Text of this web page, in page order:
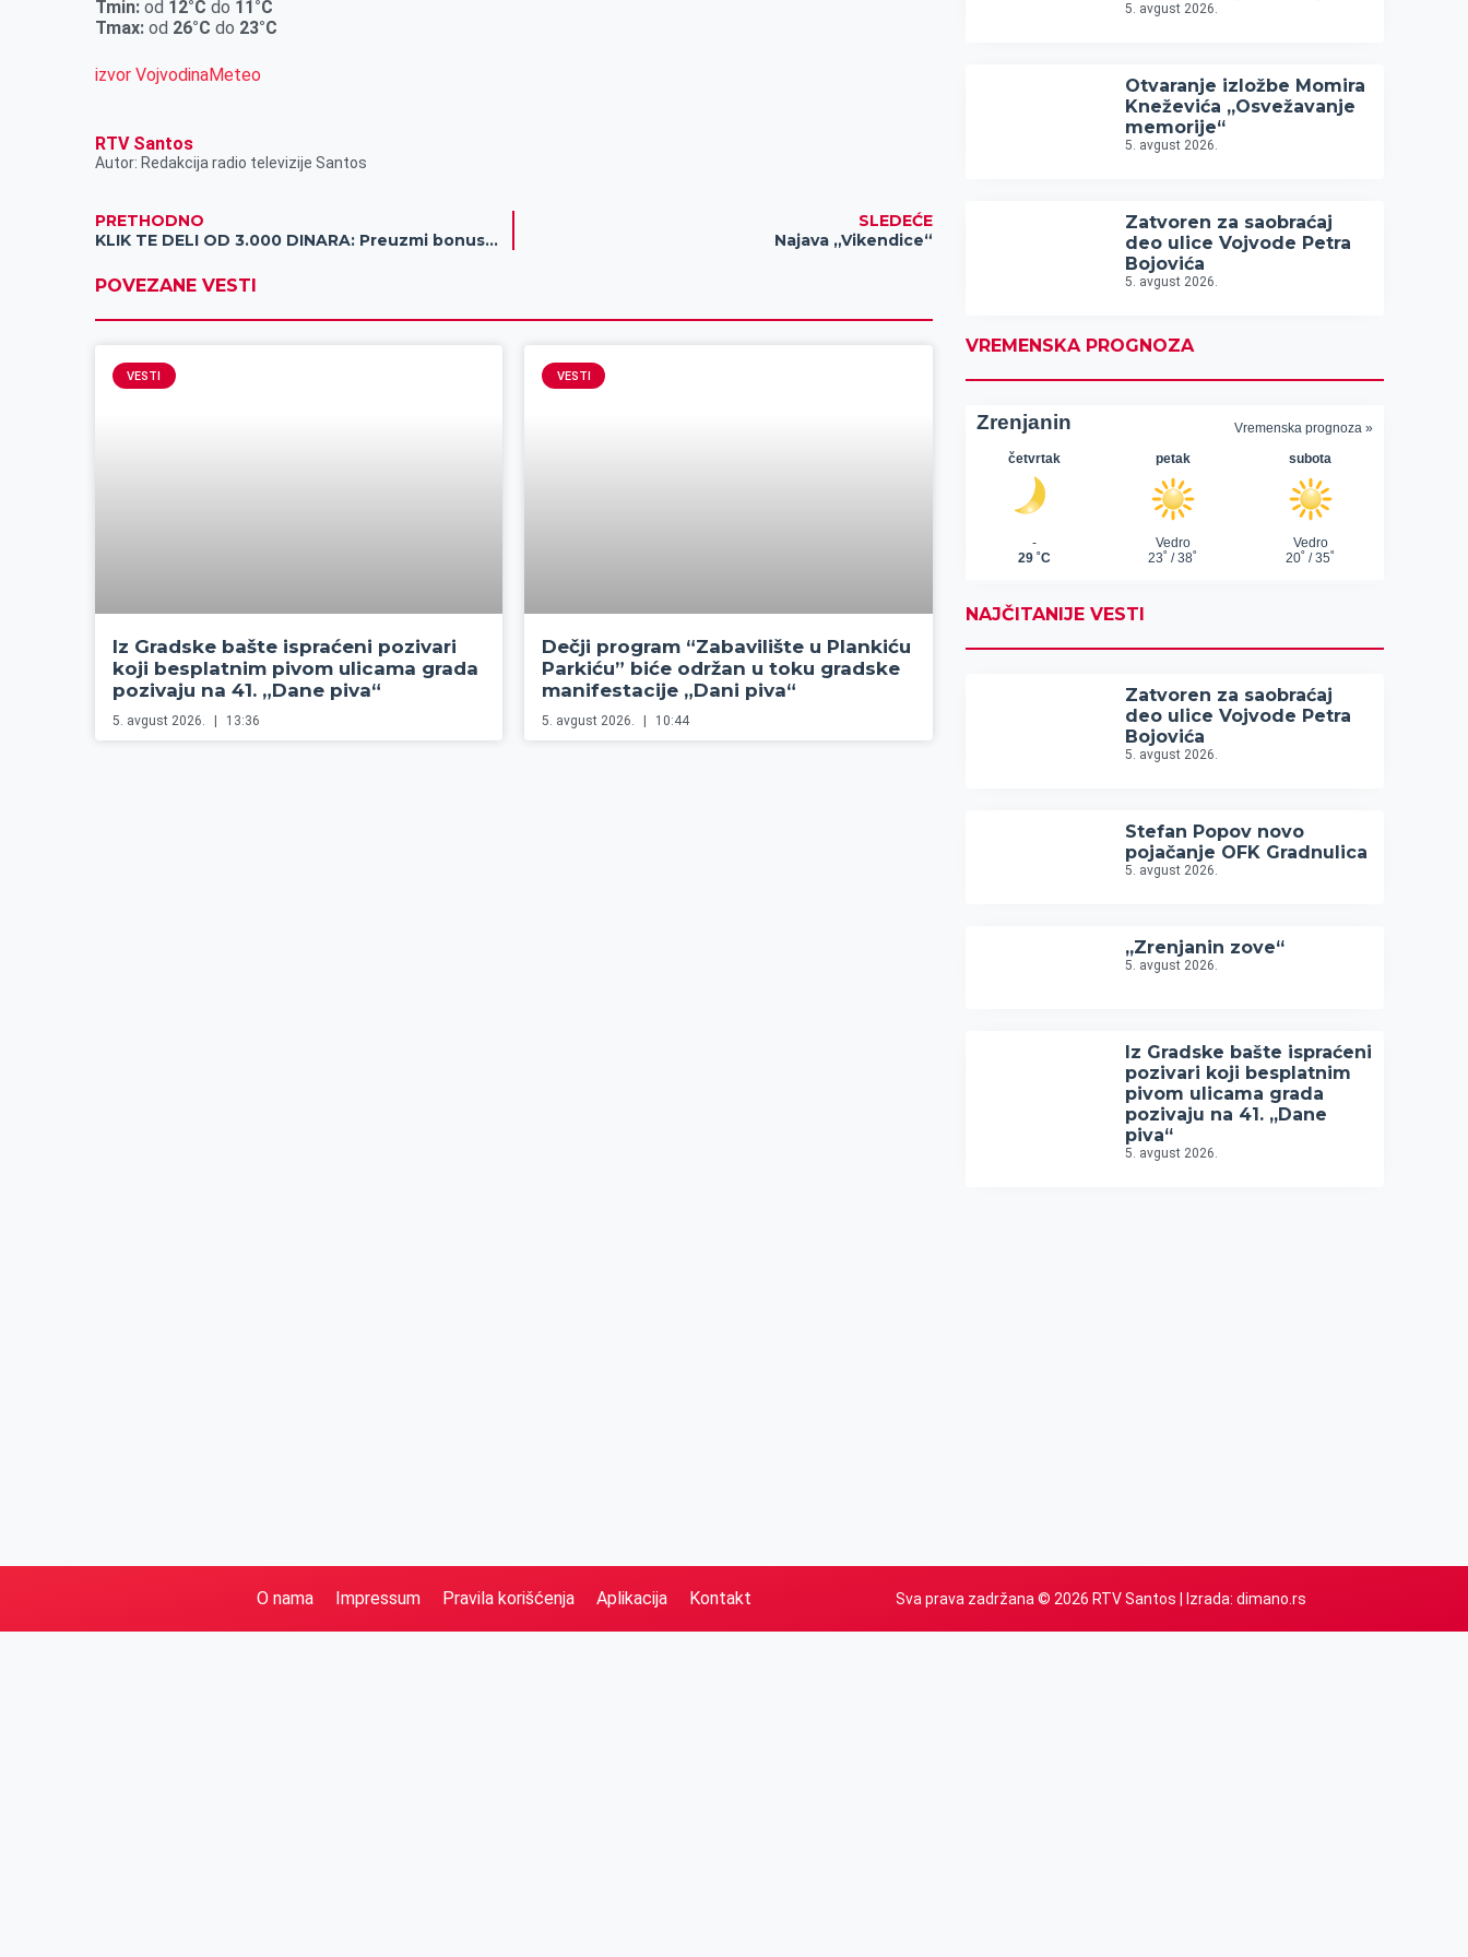
r
Tmin: od 12°C do 11°C
Tmax:od 26°C do 23°C
izvor VojvodinaMeteo
RTV Santos
Autor: Redakcija radio televizije Santos
PRETHODNO
KLIK TE DELI OD 3.000 DINARA: Preuzmi bonus i započni svoju slot avanturu!
SLEDEĆE
Najava „Vikendice“
POVEZANE VESTI
VESTI
Iz Gradske bašte ispraćeni pozivari
koji besplatnim pivom ulicama grada
pozivaju na 41. „Dane piva“
5. avgust 2026. 13:36
VESTI
Dečji program “Zabavilište u Plankiću
Parkiću” biće održan u toku gradske
manifestacije „Dani piva“
5. avgust 2026. 10:44
5. avgust 2026.
Otvaranje izložbe Momira
Kneževića „Osvežavanje
memorije“
5. avgust 2026.
Zatvoren za saobraćaj
deo ulice Vojvode Petra
Bojovića
5. avgust 2026.
VREMENSKA PROGNOZA
NAJČITANIJE VESTI
Zatvoren za saobraćaj
deo ulice Vojvode Petra
Bojovića
5. avgust 2026.
Stefan Popov novo
pojačanje OFK Gradnulica
5. avgust 2026.
„Zrenjanin zove“
5. avgust 2026.
Iz Gradske bašte ispraćeni
pozivari koji besplatnim
pivom ulicama grada
pozivaju na 41. „Dane
piva“
5. avgust 2026.
O nama Impressum Pravila korišćenja Aplikacija Kontakt Sva prava zadržana © 2026 RTV Santos | Izrada: dimano.rs